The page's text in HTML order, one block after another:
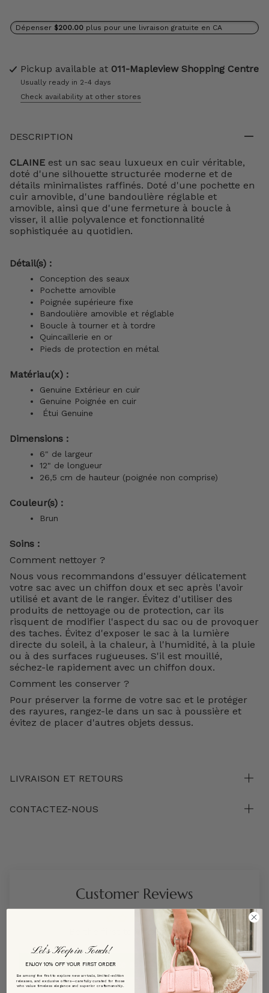
Dépenser $200.00 plus pour une livraison gratuite en CA
Pickup available at 011-Mapleview Shopping Centre
Usually ready in 2-4 days
Check availability at other stores
DESCRIPTION
CLAINE est un sac seau luxueux en cuir véritable,
doté d'une silhouette structurée moderne et de
détails minimalistes raffinés. Doté d'une pochette en
cuir amovible, d'une bandoulière réglable et
amovible, ainsi que d'une fermeture à boucle à
visser, il allie polyvalence et fonctionnalité
sophistiquée au quotidien.
Détail(s) :
Conception des seaux
Pochette amovible
Poignée supérieure fixe
Bandoulière amovible et réglable
Boucle à tourner et à tordre
Quincaillerie en or
Pieds de protection en métal
Matériau(x) :
Genuine Extérieur en cuir
Genuine Poignée en cuir
Étui Genuine
Dimensions :
6" de largeur
12" de longueur
26,5 cm de hauteur (poignée non comprise)
Couleur(s) :
Brun
Soins :
Comment nettoyer ?
Nous vous recommandons d'essuyer délicatement
votre sac avec un chiffon doux et sec après l'avoir
utilisé et avant de le ranger. Évitez d'utiliser des
produits de nettoyage ou de protection, car ils
risquent de modifier l'aspect du sac ou de provoquer
des taches. Évitez d'exposer le sac à la lumière
directe du soleil, à la chaleur, à l'humidité, à la pluie
ou à des surfaces rugueuses. S'il est mouillé,
séchez-le rapidement avec un chiffon doux.
Comment les conserver ?
Pour préserver la forme de votre sac et le protéger
des rayures, rangez-le dans un sac à poussière et
évitez de placer d'autres objets dessus.
LIVRAISON ET RETOURS
CONTACTEZ-NOUS
Customer Reviews
Be the first to write a review
Write a review
Let’s Keep in Touch!
ENJOY 10% OFF YOUR FIRST ORDER
Be among the first to explore new arrivals, limited-edition
releases, and exclusive offers—carefully curated for those
who value timeless elegance and superior craftsmanship.